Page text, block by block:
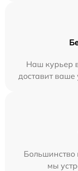
Наш курьер
доставит ваше
Большинство
мы